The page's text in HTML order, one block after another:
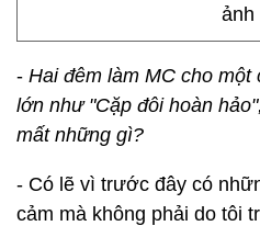
- Hai đêm làm MC cho
lớn như "Cặp đôi hoàn
mất những gì?
- Có lẽ vì trước đây có
cảm mà không phải do tôi